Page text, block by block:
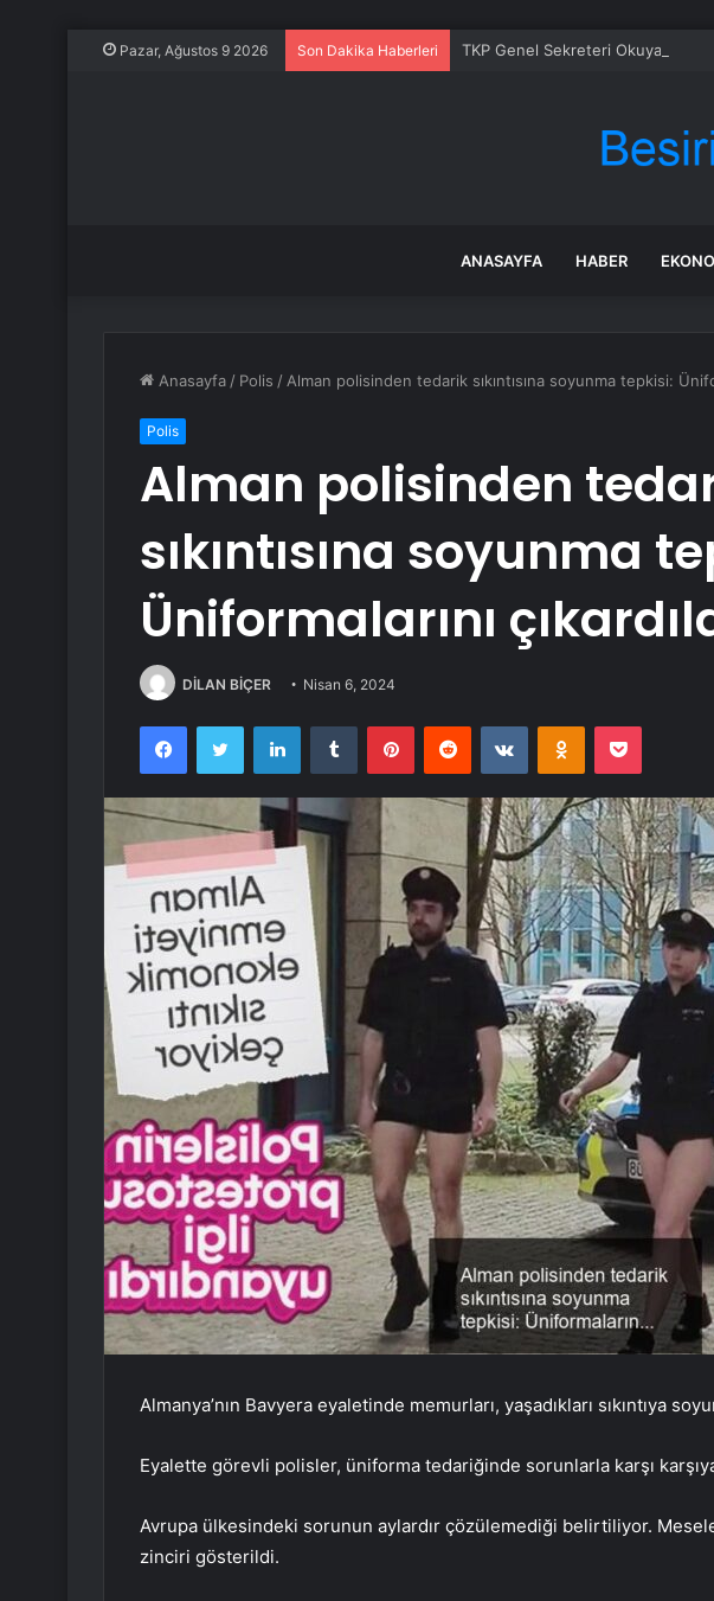
Pazar, Ağustos 9 2026 Son Dakika Haberleri TKP Genel Sekreteri Okuyan:
ANASAYFA HABER
Anasayfa / Polis / Alman polisinden tedarik sıkıntısına soyunma tepkisi:
Polis
Alman polisinden
sıkıntısına soyunma
Üniformalarını
DİLAN BİÇER Nisan 6, 2024
FacebookTwitter LinkedInTumblr PinterestReddit VKontakteOdnoklassniki
Pocket
Almanya’nın Bavyera eyaletinde memurları, yaşadıkları sıkıntıya
Eyalette görevli polisler, üniforma tedariğinde sorunlarla karşı
Avrupa ülkesindeki sorunun aylardır çözülemediği belirtiliyor.
zinciri gösterildi.